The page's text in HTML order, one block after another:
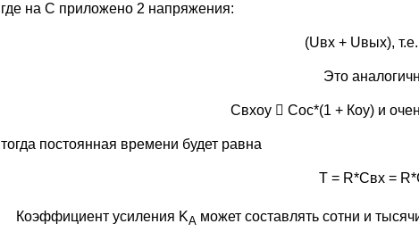
где на С приложено 2 напряжения:
(Uвх + Uвых),
Это
Свхоу  Сос*(1 + Коу) и
тогда постоянная времени будет равна
T = R*Cвх =
Коэффициент усиления KA может составлять сотни и